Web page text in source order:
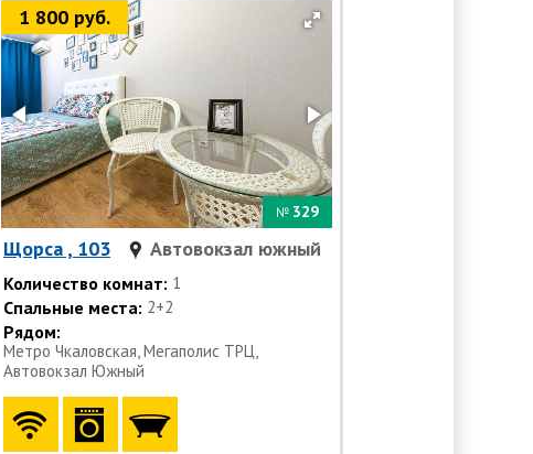
1 800 руб.
№ 329
Щорса , 103 Автовокзал южный
Количество комнат: 1
Спальные места: 2+2
Рядом:
Метро Чкаловская, Мегаполис ТРЦ,
Автовокзал Южный